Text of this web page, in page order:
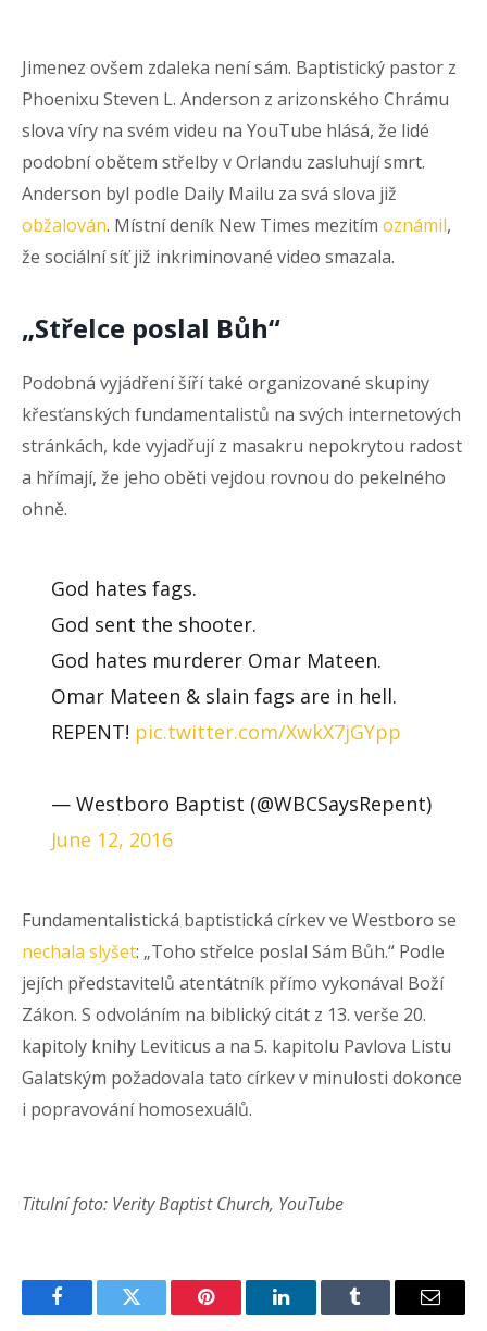
Jimenez ovšem zdaleka není sám. Baptistický pastor z
Phoenixu Steven L. Anderson z arizonského Chrámu
slova víry na svém videu na YouTube hlásá, že lidé
podobní obětem střelby v Orlandu zasluhují smrt.
Anderson byl podle Daily Mailu za svá slova již
obžalován. Místní deník New Times mezitím oznámil,
že sociální síť již inkriminované video smazala.
„Střelce poslal Bůh“
Podobná vyjádření šíří také organizované skupiny
křesťanských fundamentalistů na svých internetových
stránkách, kde vyjadřují z masakru nepokrytou radost
a hřímají, že jeho oběti vejdou rovnou do pekelného
ohně.
God hates fags.
God sent the shooter.
God hates murderer Omar Mateen.
Omar Mateen & slain fags are in hell.
REPENT! pic.twitter.com/XwkX7jGYpp
— Westboro Baptist (@WBCSaysRepent)
June 12, 2016
Fundamentalistická baptistická církev ve Westboro se
nechala slyšet: „Toho střelce poslal Sám Bůh.“ Podle
jejích představitelů atentátník přímo vykonával Boží
Zákon. S odvoláním na biblický citát z 13. verše 20.
kapitoly knihy Leviticus a na 5. kapitolu Pavlova Listu
Galatským požadovala tato církev v minulosti dokonce
i popravování homosexuálů.
Titulní foto: Verity Baptist Church, YouTube
FacebookTwitter Pinterest LinkedInTumblr Email